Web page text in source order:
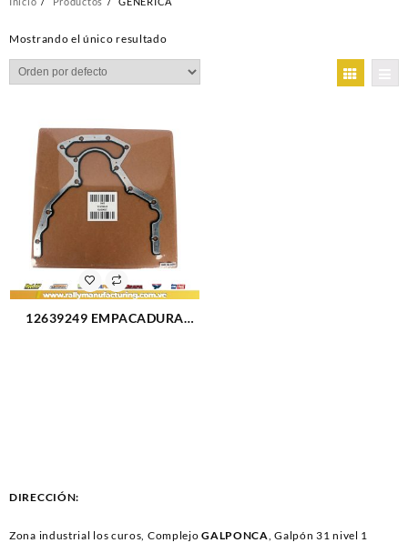
Mostrando el único resultado
12639249 EMPACADURA
DIRECCIÓN:
Zona industrial los curos, ComplejoGALPONCA , Galpón 31 nivel 1